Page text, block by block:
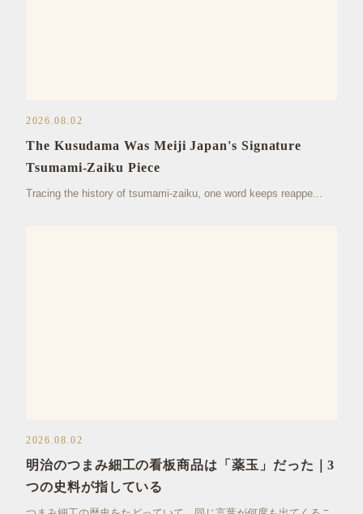
2026.08.02
The Kusudama Was Meiji Japan's Signature
Tsumami-Zaiku Piece
Tracing the history of tsumami-zaiku, one word keeps reappe...
2026.08.02
明治のつまみ細工の看板商品は「薬玉」だった｜3
つの史料が指している